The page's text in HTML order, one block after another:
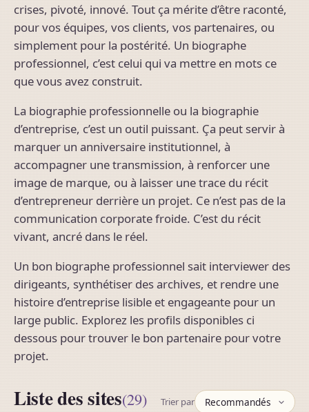
crises, pivoté, innové. Tout ça mérite d’être raconté,
pour vos équipes, vos clients, vos partenaires, ou
simplement pour la postérité. Un biographe
professionnel, c’est celui qui va mettre en mots ce
que vous avez construit.
La biographie professionnelle ou la biographie
d’entreprise, c’est un outil puissant. Ça peut servir à
marquer un anniversaire institutionnel, à
accompagner une transmission, à renforcer une
image de marque, ou à laisser une trace du récit
d’entrepreneur derrière un projet. Ce n’est pas de la
communication corporate froide. C’est du récit
vivant, ancré dans le réel.
Un bon biographe professionnel sait interviewer des
dirigeants, synthétiser des archives, et rendre une
histoire d’entreprise lisible et engageante pour un
large public. Explorez les profils disponibles ci
dessous pour trouver le bon partenaire pour votre
projet.
Liste des sites(29) Trier par